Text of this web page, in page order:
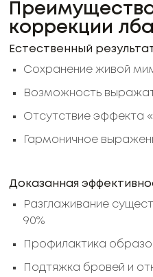
коррекции
Естественный
Сохранение живой
Возможность
Отсутствие эффекта
Гармоничное
Доказанная
Разглаживание
90%
Профилактика
Подтяжка бровей и